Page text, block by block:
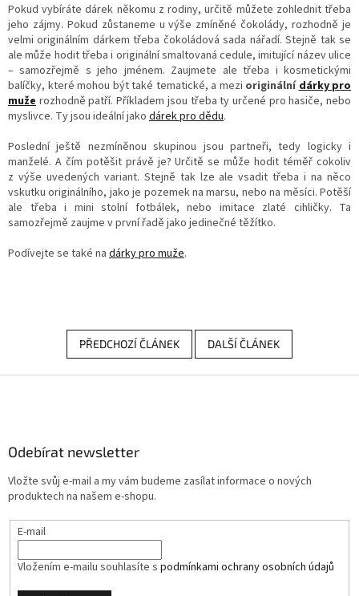
Pokud vybíráte dárek někomu z rodiny, určitě můžete zohlednit třeba
jeho zájmy. Pokud zůstaneme u výše zmíněné čokolády, rozhodně je
velmi originálním dárkem třeba čokoládová sada nářadí. Stejně tak se
ale může hodit třeba i originální smaltovaná cedule, imitující název ulice
– samozřejmě s jeho jménem. Zaujmete ale třeba i kosmetickými
balíčky, které mohou být také tematické, a mezi originální dárky pro
muže rozhodně patří. Příkladem jsou třeba ty určené pro hasiče, nebo
myslivce. Ty jsou ideální jako dárek pro dědu.
Poslední ještě nezmíněnou skupinou jsou partneři, tedy logicky i
manželé. A čím potěšit právě je? Určitě se může hodit téměř cokoliv
z výše uvedených variant. Stejně tak lze ale vsadit třeba i na něco
vskutku originálního, jako je pozemek na marsu, nebo na měsíci. Potěší
ale třeba i mini stolní fotbálek, nebo imitace zlaté cihličky. Ta
samozřejmě zaujme v první řadě jako jedinečné těžítko.
Podívejte se také na dárky pro muže.
PŘEDCHOZÍ ČLÁNEK DALŠÍ ČLÁNEK
Odebírat newsletter
Vložte svůj e-mail a my vám budeme zasílat informace o nových
produktech na našem e-shopu.
E-mail
Vložením e-mailu souhlasíte s podmínkami ochrany osobních údajů